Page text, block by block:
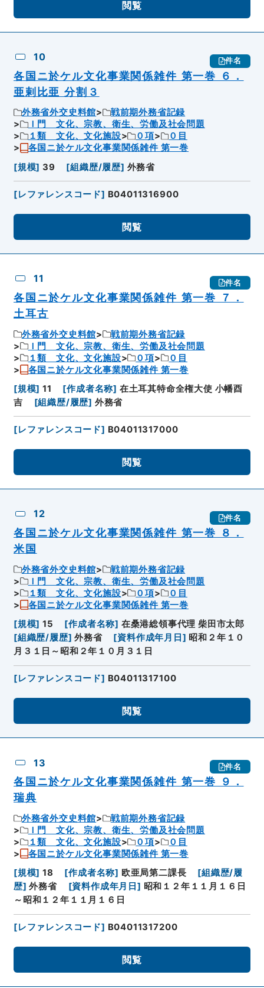
閲覧
10 件名
各国ニ於ケル文化事業関係雑件 第一巻 ６．
亜剌比亜 分割３
外務省外交史料館
戦前期外務省記録
Ｉ門 文化、宗教、衛生、労働及社会問題
１類 文化、文化施設
０項
０目
各国ニ於ケル文化事業関係雑件 第一巻
[規模] 39 [組織歴/履歴] 外務省
[レファレンスコード] B04011316900
閲覧
11 件名
各国ニ於ケル文化事業関係雑件 第一巻 ７．
土耳古
外務省外交史料館
戦前期外務省記録
Ｉ門 文化、宗教、衛生、労働及社会問題
１類 文化、文化施設
０項
０目
各国ニ於ケル文化事業関係雑件 第一巻
[規模] 11 [作成者名称] 在土耳其特命全権大使 小幡酉
吉
[組織歴/履歴] 外務省
[レファレンスコード] B04011317000
閲覧
12 件名
各国ニ於ケル文化事業関係雑件 第一巻 ８．
米国
外務省外交史料館
戦前期外務省記録
Ｉ門 文化、宗教、衛生、労働及社会問題
１類 文化、文化施設
０項
０目
各国ニ於ケル文化事業関係雑件 第一巻
[規模] 15 [作成者名称] 在桑港総領事代理 柴田市太郎
[組織歴/履歴] 外務省 [資料作成年月日 ] 昭和２年１０
月３１日～昭和２年１０月３１日
[レファレンスコード] B04011317100
閲覧
13 件名
各国ニ於ケル文化事業関係雑件 第一巻 ９．
瑞典
外務省外交史料館
戦前期外務省記録
Ｉ門 文化、宗教、衛生、労働及社会問題
１類 文化、文化施設
０項
０目
各国ニ於ケル文化事業関係雑件 第一巻
[規模] 18 [作成者名称] 欧亜局第二課長 [組織歴/履
歴] 外務省 [資料作成年月日] 昭和１２年１１月１６日
～昭和１２年１１月１６日
[レファレンスコード] B04011317200
閲覧